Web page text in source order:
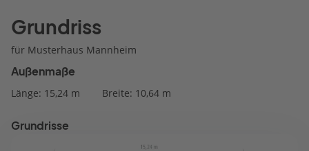
Grundriss
für Musterhaus Mannheim
Außenmaße
Länge: 15,24 m Breite: 10,64 m
Grundrisse